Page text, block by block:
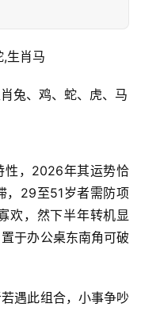
生肖马
兔、鸡、蛇、虎、马
性，2026年其运势恰
29至51岁者需防项
欢，然下半年转机显
于办公桌东南角可破
遇此组合，小事争吵